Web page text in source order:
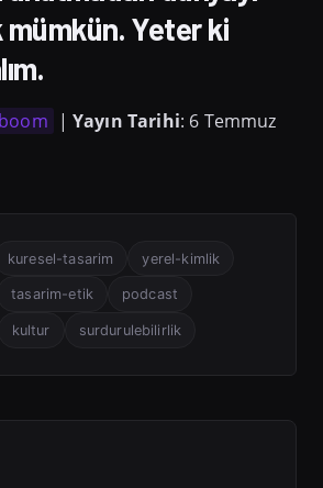
Yeter ki
| Yayın Tarihi: 6 Temmuz
kuresel-tasarim yerel-kimlik
tasarim-etik podcast
kultur surdurulebilirlik